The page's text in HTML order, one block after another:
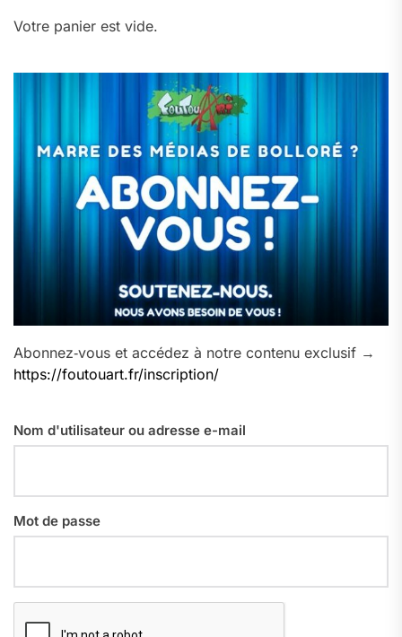
Votre panier est vide.
Abonnez‑vous et accédez à notre contenu exclusif →
https://foutouart.fr/inscription/
Nom d'utilisateur ou adresse e-mail
Mot de passe